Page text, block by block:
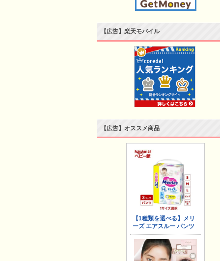
【広告】楽天モバイル
【広告】オススメ商品